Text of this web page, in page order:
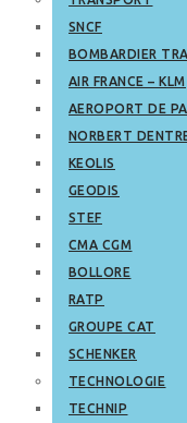
SNCF
BOMBARDIER
AIR FRANCE – KLM
AEROPORT DE
NORBERT
KEOLIS
GEODIS
STEF
CMA CGM
BOLLORE
RATP
GROUPE CAT
SCHENKER
TECHNOLOGIE
TECHNIP